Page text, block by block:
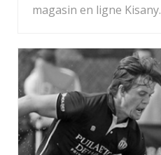
magasin en ligne Kisany.